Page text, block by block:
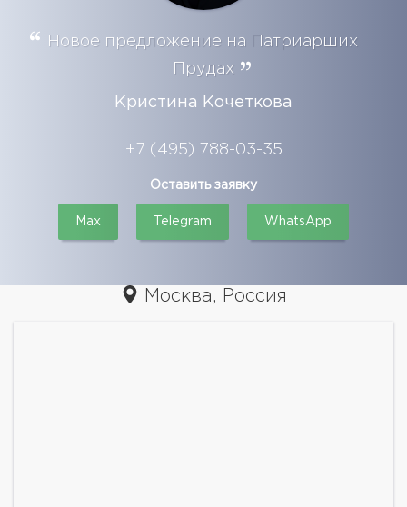
Новое предложение на Патриарших
Прудах
Кристина Кочеткова
+7 (495) 788-03-35
Оставить заявку
Max Telegram WhatsApp
Москва, Россия